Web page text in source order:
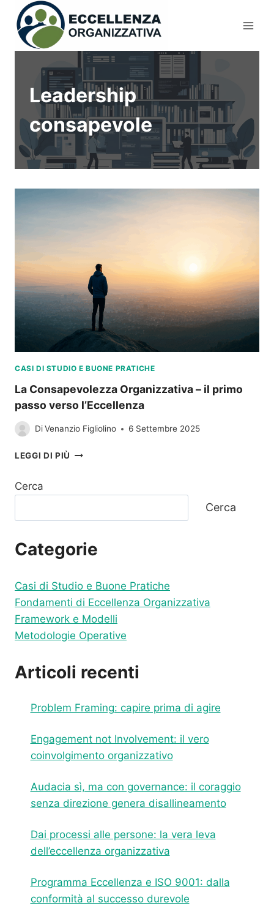
Salta
contenuto
Leadership
consapevole
CASI DI STUDIO E BUONE PRATICHE
La Consapevolezza Organizzativa – il primo
passo verso l’Eccellenza
DiVenanzio Figliolino 6 Settembre 2025
LEGGI DI PIÙ LA
VERSO
L’ECCELLENZA
Cerca
Cerca
Categorie
Casi di Studio e Buone Pratiche
Fondamenti di Eccellenza Organizzativa
Framework e Modelli
Metodologie Operative
Articoli recenti
Problem Framing: capire prima di agire
Engagement not Involvement: il vero
coinvolgimento organizzativo
Audacia sì, ma con governance: il coraggio
senza direzione genera disallineamento
Dai processi alle persone: la vera leva
dell’eccellenza organizzativa
Programma Eccellenza e ISO 9001: dalla
conformità al successo durevole